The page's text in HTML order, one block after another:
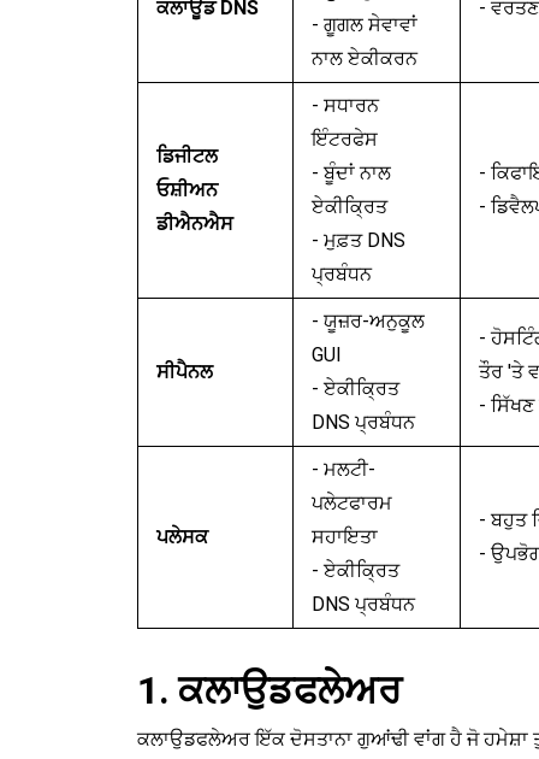
ਕਲਾਊਡ DNS
- ਗੂਗਲ ਸੇਵਾਵਾਂ
ਨਾਲ ਏਕੀਕਰਨ
-
ਡਿਜੀਟਲ
ਓਸ਼ੀਅਨ
ਡੀਐਨਐਸ
- ਸਧਾਰਨ
ਇੰਟਰਫੇਸ
- ਬੂੰਦਾਂ ਨਾਲ
ਏਕੀਕ੍ਰਿਤ
- ਮੁਫ਼ਤ DNS
ਪ੍ਰਬੰਧਨ
-
-
ਸੀਪੈਨਲ
- ਯੂਜ਼ਰ-ਅਨੁਕੂਲ
GUI
- ਏਕੀਕ੍ਰਿਤ
DNS ਪ੍ਰਬੰਧਨ
-
ਤੌਰ 'ਤੇ
-
ਪਲੇਸਕ
- ਮਲਟੀ-
ਪਲੇਟਫਾਰਮ
ਸਹਾਇਤਾ
- ਏਕੀਕ੍ਰਿਤ
DNS ਪ੍ਰਬੰਧਨ
- ਬਹੁਤ
-
1. ਕਲਾਉਡਫਲੇਅਰ
ਕਲਾਉਡਫਲੇਅਰ ਇੱਕ ਦੋਸਤਾਨਾ ਗੁਆਂਢੀ ਵਾਂਗ ਹੈ ਜੋ ਹਮੇਸ਼ਾ